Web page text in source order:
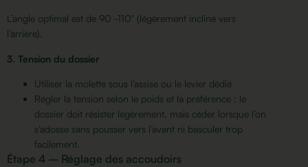
L’angle optimal est de 90 -110° (légèrement incliné vers
l’arrière).
3. Tension du dossier
Utiliser la molette sous l’assise ou le levier dédié
Régler la tension selon le poids et la préférence : le
dossier doit résister légèrement, mais céder lorsque l’on
s’adosse sans pousser vers l’avant ni basculer trop
facilement.
Étape 4 – Réglage des accoudoirs